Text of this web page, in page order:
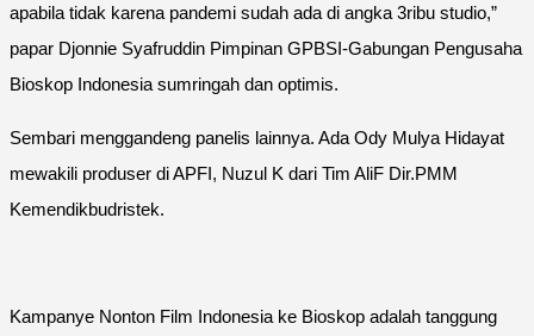
apabila tidak karena pandemi sudah ada di angka 3ribu studio,”
papar Djonnie Syafruddin Pimpinan GPBSI-Gabungan Pengusaha
Bioskop Indonesia sumringah dan optimis.
Sembari menggandeng panelis lainnya. Ada Ody Mulya Hidayat
mewakili produser di APFI, Nuzul K dari Tim AliF Dir.PMM
Kemendikbudristek.
Kampanye Nonton Film Indonesia ke Bioskop adalah tanggung